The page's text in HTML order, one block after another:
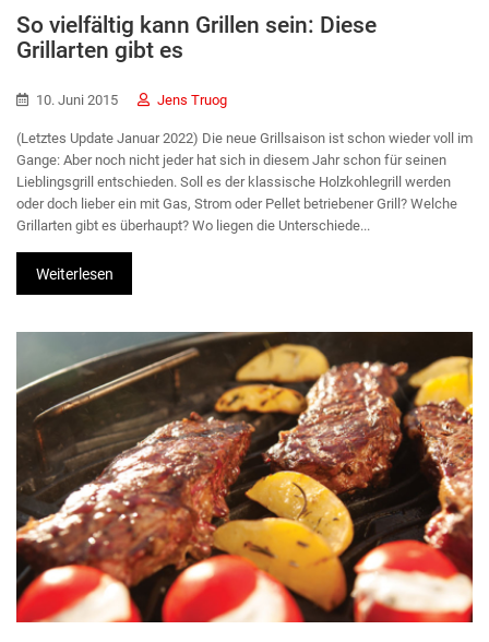
So vielfältig kann Grillen sein: Diese
Grillarten gibt es
10. Juni 2015 Jens Truog
(Letztes Update Januar 2022) Die neue Grillsaison ist schon wieder voll im
Gange: Aber noch nicht jeder hat sich in diesem Jahr schon für seinen
Lieblingsgrill entschieden. Soll es der klassische Holzkohlegrill werden
oder doch lieber ein mit Gas, Strom oder Pellet betriebener Grill? Welche
Grillarten gibt es überhaupt? Wo liegen die Unterschiede...
Weiterlesen